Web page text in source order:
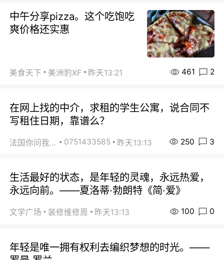
中午分享pizza。这个吃饱吃
爽价格还实惠
美食天下 美洲豹XF 昨天13:21 461 2
在网上找的中介，求租的学生公寓，说合同不
写租住日期，靠谱么？
法国你问我答 0751433585 昨天13:13 250 3
生活最好的状态，是年轻的灵魂，永远热爱，
永远向前。——夏洛蒂·勃朗特《简·爱》
文学广场 装修维修周 昨天13:13 100 0
年轻是唯一拥有权利去编织梦想的时光。——